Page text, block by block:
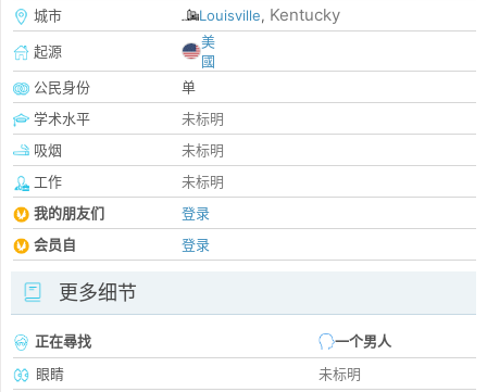
城市
Louisville, Kentucky
起源
美
國
公民身份
单
学术水平
未标明
吸烟
未标明
工作
未标明
我的朋友们
登录
会员自
登录
更多细节
正在尋找
一个男人
眼睛
未标明